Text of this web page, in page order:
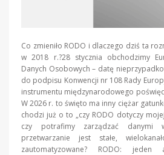
Co zmieniło RODO i dlaczego dziś ta
w 2018 r.?28 stycznia obchodzimy
Danych Osobowych – datę
do podpisu Konwencji nr 108 Rady
instrumentu międzynarodowego
W 2026 r. to święto ma inny ciężar
chodzi już o to „czy RODO dotyczy
czy potrafimy zarządzać
przetwarzanie jest stałe,
zautomatyzowane? RODO: